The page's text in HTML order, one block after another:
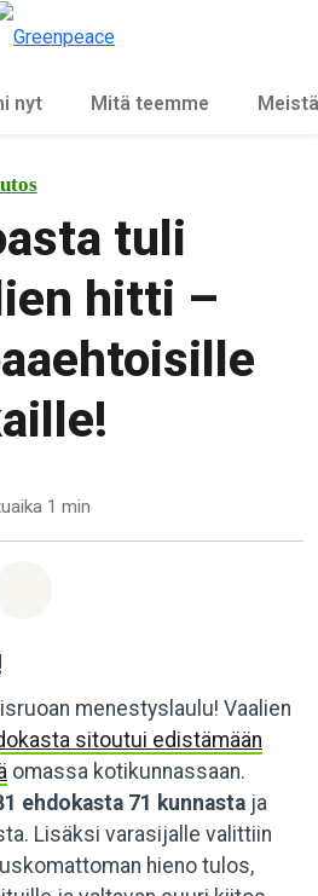
nyt Mitä teemme Meistä
tuli
hitti –
1 min
menestyslaulu! Vaalien
sitoutui edistämään
omassa kotikunnassaan.
ehdokasta 71 kunnasta ja
Lisäksi varasijalle valittiin
hieno tulos,